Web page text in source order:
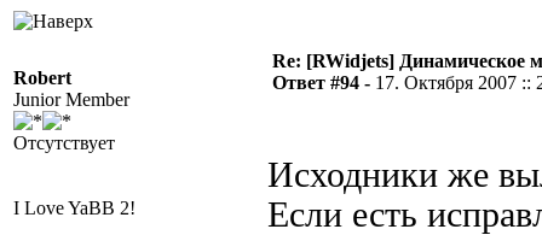
Robert
Junior Member
Отсутствует
I Love YaBB 2!
Re: [RWidjets] Динамическое
Ответ #94 - 17. Октября 2007 ::
Исходники же
Если есть